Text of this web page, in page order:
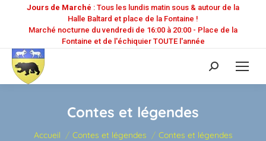
Jours de Marché : Tous les lundis matin sous & autour de la
Halle Baltard et place de la Fontaine !
Marché nocturne du vendredi de 16:00 à 20:00 - Place de la
Fontaine et de l'échiquier TOUTE l'année
Recherche
:
Contes et légendes
Vous êtes ici :
Accueil Contes et légendes Contes et légendes